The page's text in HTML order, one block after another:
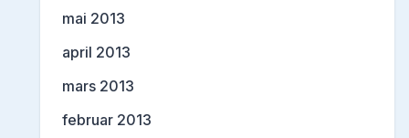
mai 2013
april 2013
mars 2013
februar 2013